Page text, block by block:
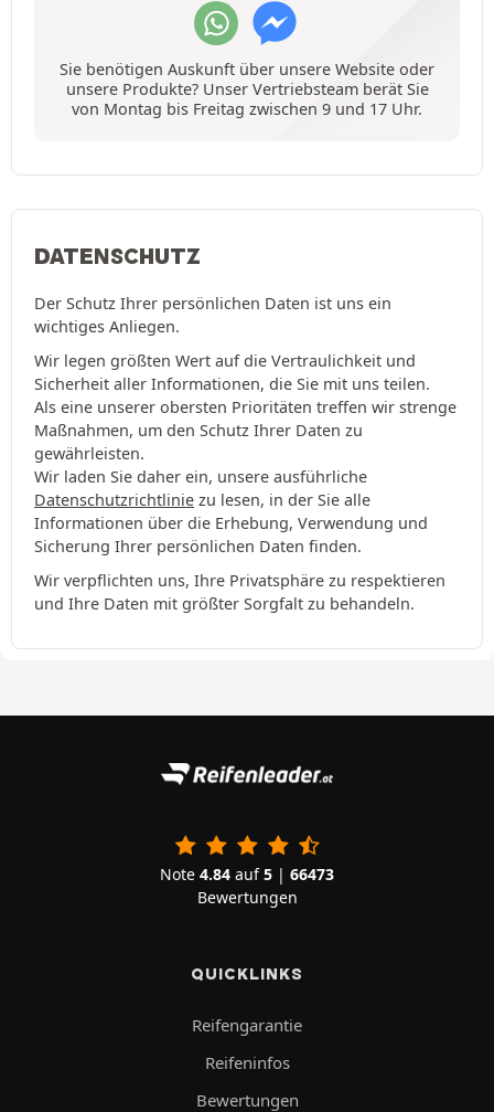
Sie benötigen Auskunft über unsere Website oder
unsere Produkte? Unser Vertriebsteam berät Sie
von Montag bis Freitag zwischen 9 und 17 Uhr.
DATENSCHUTZ
Der Schutz Ihrer persönlichen Daten ist uns ein
wichtiges Anliegen.
Wir legen größten Wert auf die Vertraulichkeit und
Sicherheit aller Informationen, die Sie mit uns teilen.
Als eine unserer obersten Prioritäten treffen wir strenge
Maßnahmen, um den Schutz Ihrer Daten zu
gewährleisten.
Wir laden Sie daher ein, unsere ausführliche
Datenschutzrichtlinie zu lesen, in der Sie alle
Informationen über die Erhebung, Verwendung und
Sicherung Ihrer persönlichen Daten finden.
Wir verpflichten uns, Ihre Privatsphäre zu respektieren
und Ihre Daten mit größter Sorgfalt zu behandeln.
Note 4.84 auf5 | 66473
Bewertungen
QUICKLINKS
Reifengarantie
Reifeninfos
Bewertungen